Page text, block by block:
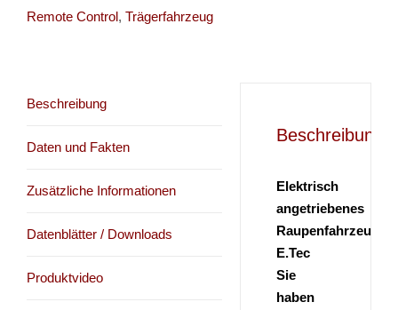
Remote Control, Trägerfahrzeug
Beschreibung
Daten und Fakten
Zusätzliche Informationen
Datenblätter / Downloads
Produktvideo
Beschreibung
Elektrisch
angetriebenes
Raupenfahrzeug
E.Tec
Sie
haben